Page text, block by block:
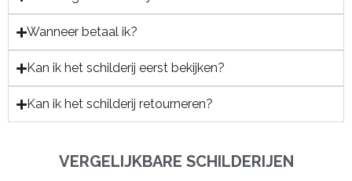
Wanneer betaal ik?
Kan ik het schilderij eerst bekijken?
Kan ik het schilderij retourneren?
VERGELIJKBARE SCHILDERIJEN